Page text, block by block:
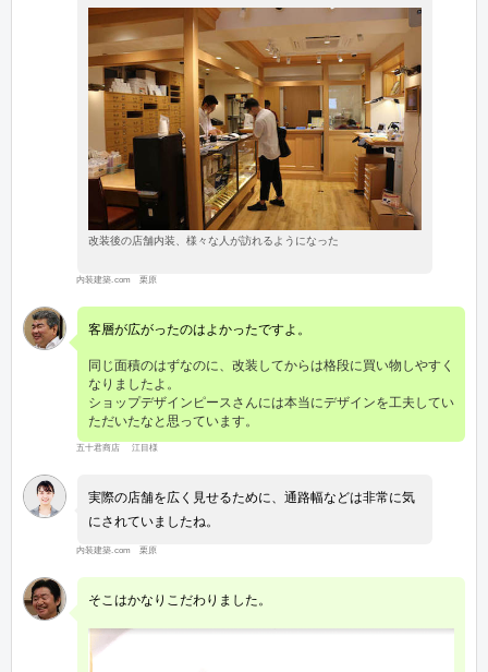
改装後の店舗内装、様々な人が訪れるようになった
内装建築.com 栗原
客層が広がったのはよかったですよ。
同じ面積のはずなのに、改装してからは格段に買い物しやすく
なりましたよ。
ショップデザインピースさんには本当にデザインを工夫してい
ただいたなと思っています。
五十君商店 江目様
実際の店舗を広く見せるために、通路幅などは非常に気
にされていましたね。
内装建築.com 栗原
そこはかなりこだわりました。